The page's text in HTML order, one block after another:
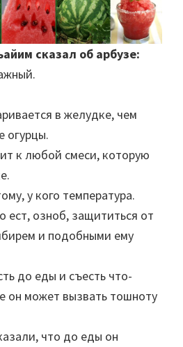
сказал об арбузе:
в желудке, чем
огурцы.
к любой смеси, которую
у кого температура.
ест, озноб, защититься от
и подобными ему
до еды и съесть что-
он может вызвать тошноту
что до еды он